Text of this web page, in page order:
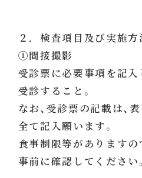
２．検査項目及び実施方
①間接撮影
受診票に必要事項を記入
受診すること。
なお、受診票の記載は、
全て記入願います。
食事制限等がありますの
事前に確認してください。